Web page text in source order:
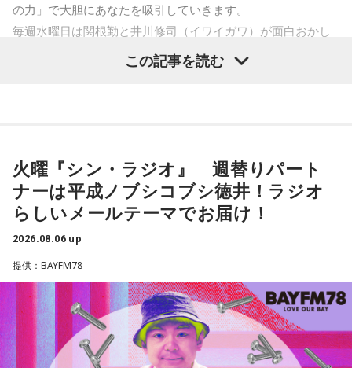
の力」で大胆にあなたを吸引していきます。
毎週水曜日は関根勤と井川修司（イワイガワ）が面白おかし
く、ほっこりとお届け中！合言葉は「TOO HOT!」
みんな大好き「ほっこりメール祭り」で心から暖かくしてく
番組の恩人、天才ロックシンガー中島卓偉が生出演！恩人登
場で関根も感激！
最新の放送を聴く
この記事を読む
火曜『シン・ラジオ』 週替りパート
ナーは平成ノブシコブシ徳井！ラジオ
らしいメールテーマでお届け！
2026.08.06 up
提供：BAYFM78